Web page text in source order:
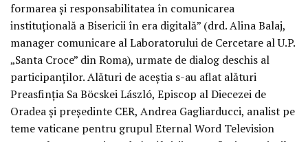
formarea și responsabilitatea în comunicarea
instituțională a Bisericii în era digitală” (drd. Alina Balaj,
manager comunicare al Laboratorului de Cercetare al U.P.
„Santa Croce” din Roma), urmate de dialog deschis al
participanților. Alături de aceștia s-au aflat alături
Preasfinția Sa Böcskei László, Episcop al Diecezei de
Oradea și președinte CER, Andrea Gagliarducci, analist pe
teme vaticane pentru grupul Eternal Word Television